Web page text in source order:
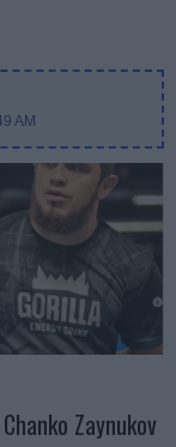
AM
Zaynukov